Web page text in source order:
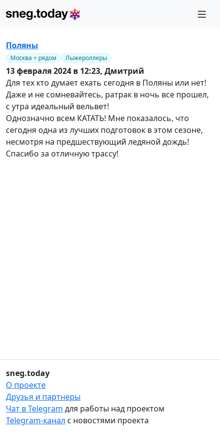
Поляны
Москва + рядом Лыжероллеры
13 февраля 2024 в 12:23, Дмитрий
Для тех кто думает ехать сегодня в Поляны или нет!
Даже и не сомневайтесь, ратрак в ночь все прошел,
с утра идеальный вельвет!
Однозначно всем КАТАТЬ! Мне показалось, что
сегодня одна из лучших подготовок в этом сезоне,
несмотря на предшествующий ледяной дождь!
Спасибо за отличную трассу!
sneg.today
О проекте
Друзья и партнеры
Чат в Telegram для работы над проектом
Telegram-канал с новостями проекта